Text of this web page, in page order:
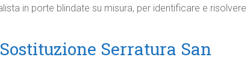
in porte blindate su misura, per identificare e risolvere
Serratura San